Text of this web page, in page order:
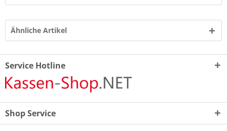
Ähnliche Artikel
Service Hotline
Shop Service